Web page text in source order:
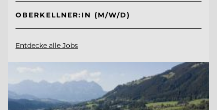
OBERKELLNER:IN (M/W/D)
Entdecke alle Jobs